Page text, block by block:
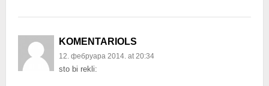
KOMENTARIOLS
12. фебруара 2014. at 20:34
sto bi rekli: